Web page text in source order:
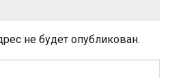
не будет опубликован.